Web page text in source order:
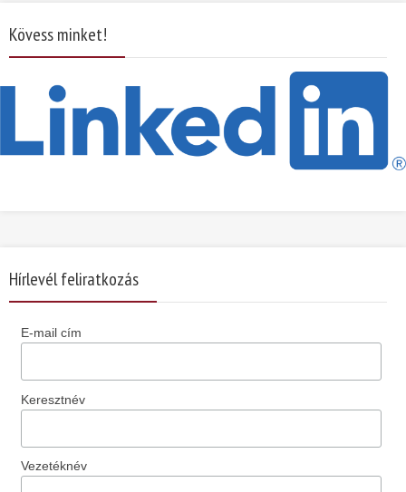
Kövess minket!
Hírlevél feliratkozás
E-mail cím
Keresztnév
Vezetéknév